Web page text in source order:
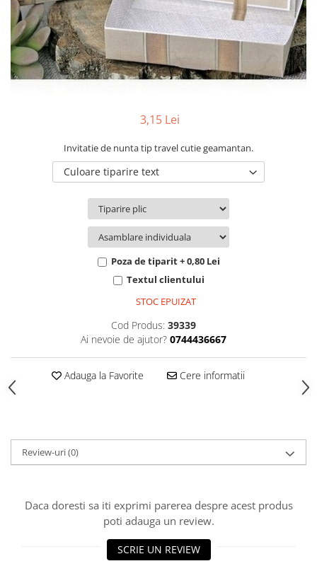
Pachete marturii
Pungi si cutii prajituri
Sticle si borcane
Cutii flori de hartie
Cutii flori de sapun
Cutii flori mixte
Cutii LUX
2020 Craciun si Anul Nou
2021 Crăciun
2022 Crăciun
Toamna și Halloween
3,15 Lei
Invitatie de nunta tip travel cutie geamantan.
Culoare tiparire text
Poza de tiparit + 0,80 Lei
Textul clientului
STOC EPUIZAT
Cod Produs: 39339
Ai nevoie de ajutor? 0744436667
Adauga la Favorite Cere informatii
Review-uri(0)
Daca doresti sa iti exprimi parerea despre acest produs
poti adauga un review.
SCRIE UN REVIEW